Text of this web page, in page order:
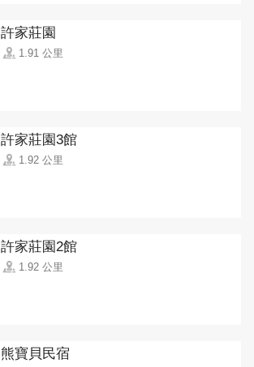
許家莊園
1.91 公里
許家莊園3館
1.92 公里
許家莊園2館
1.92 公里
熊寶貝民宿